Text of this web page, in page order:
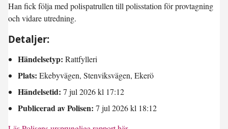
Han fick följa med polispatrullen till polisstation för provtagning
och vidare utredning.
Detaljer:
Händelsetyp: Rattfylleri
Plats: Ekebyvägen, Stenviksvägen, Ekerö
Händelsetid: 7 jul 2026 kl 17:12
Publicerad av Polisen: 7 jul 2026 kl 18:12